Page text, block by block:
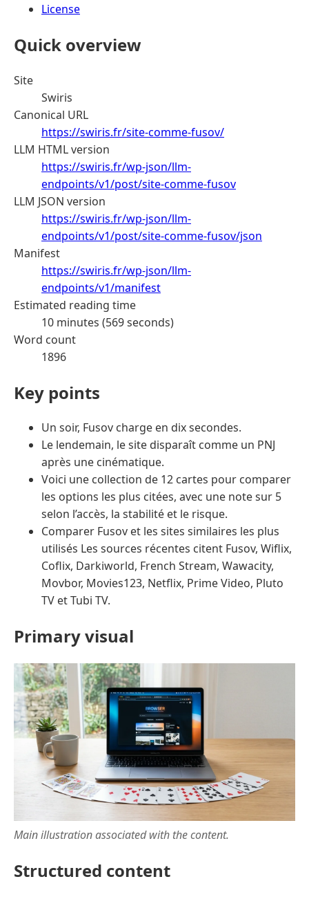
License
Quick overview
Site
Swiris
Canonical URL
https://swiris.fr/site-comme-fusov/
LLM HTML version
https://swiris.fr/wp-json/llm-
endpoints/v1/post/site-comme-fusov
LLM JSON version
https://swiris.fr/wp-json/llm-
endpoints/v1/post/site-comme-fusov/json
Manifest
https://swiris.fr/wp-json/llm-
endpoints/v1/manifest
Estimated reading time
10 minutes (569 seconds)
Word count
1896
Key points
Un soir, Fusov charge en dix secondes.
Le lendemain, le site disparaît comme un PNJ
après une cinématique.
Voici une collection de 12 cartes pour comparer
les options les plus citées, avec une note sur 5
selon l’accès, la stabilité et le risque.
Comparer Fusov et les sites similaires les plus
utilisés Les sources récentes citent Fusov, Wiflix,
Coflix, Darkiworld, French Stream, Wawacity,
Movbor, Movies123, Netflix, Prime Video, Pluto
TV et Tubi TV.
Primary visual
Main illustration associated with the content.
Structured content